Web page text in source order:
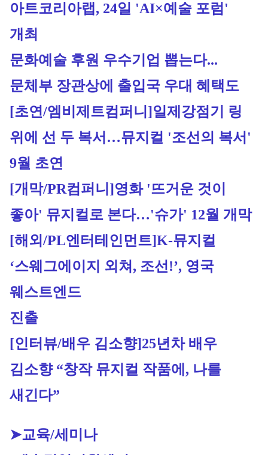
아트코리아랩, 24일 'AI×예술 포럼'
개최
문화예술 후원 우수기업 뽑는다...
문체부 장관상에 출입국 우대 혜택도
[초연/엠비제트컴퍼니]일제강점기 링
위에 선 두 복서…뮤지컬 '조선의 복서'
9월 초연
[개막/PR컴퍼니]영화 '뜨거운 것이
좋아' 뮤지컬로 본다…'슈가' 12월 개막
[해외/PL엔터테인먼트]K-뮤지컬
‘스웨그에이지 외쳐, 조선!’, 영국
웨스트엔드
진출
[인터뷰/배우 김소향]25년차 배우
김소향 “창작 뮤지컬 작품에, 나를
새긴다”
➤교육/세미나